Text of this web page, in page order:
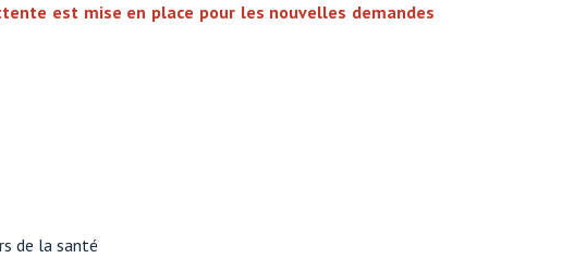
est mise en place pour les nouvelles demandes
de la santé